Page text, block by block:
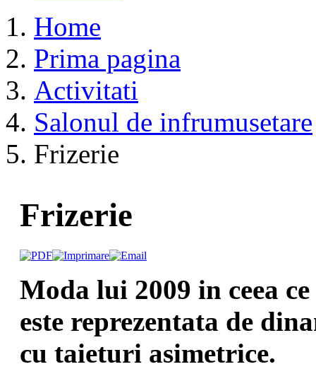
Home
Prima pagina
Activitati
Salonul de infrumusetare
Frizerie
Frizerie
Moda lui 2009 in ceea
este reprezentata de
cu taieturi asimetrice.